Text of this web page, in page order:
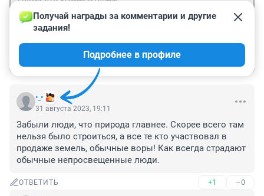
•_•
Получай награды за комментарии и другие
задания!
Подробнее в профиле
31 августа 2023, 19:11
Забыли люди, что природа главнее. Скорее всего там
нельзя было строиться, а все те кто участвовал в
продаже земель, обычные воры! Как всегда страдают
обычные непросвещенные люди.
ОТВЕТИТЬ +1 –0